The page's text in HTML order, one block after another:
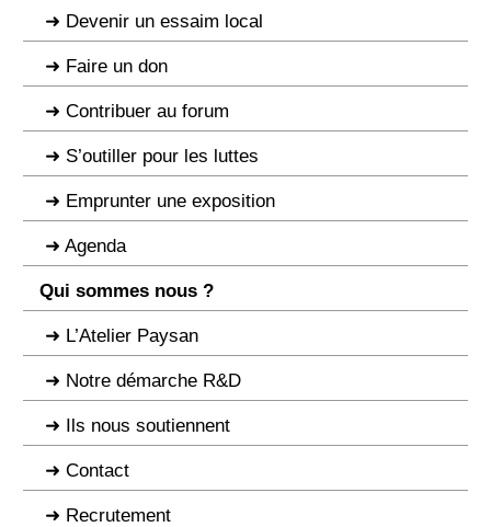
Devenir un essaim local
Faire un don
Contribuer au forum
S’outiller pour les luttes
Emprunter une exposition
Agenda
Qui sommes nous ?
L’Atelier Paysan
Notre démarche R&D
Ils nous soutiennent
Contact
Recrutement